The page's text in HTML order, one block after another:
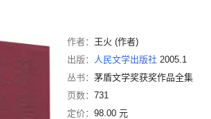
作者： 王火 (作者)
出版： 人民文学出版社 2005.1
丛书： 茅盾文学奖获奖作品全集
页数： 731
定价： 98.00 元